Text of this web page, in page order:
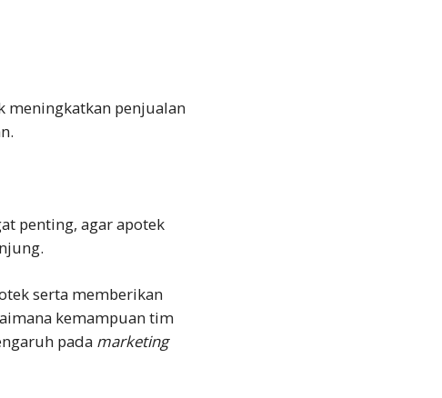
meningkatkan penjualan
penting, agar apotek
serta memberikan
kemampuan tim
pada marketing